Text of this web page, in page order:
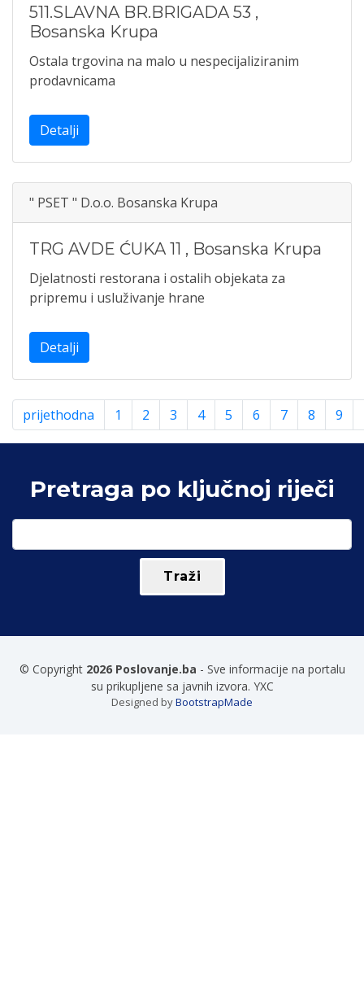
511.SLAVNA BR.BRIGADA 53 ,
Bosanska Krupa
Ostala trgovina na malo u nespecijaliziranim
prodavnicama
Detalji
" PSET " D.o.o. Bosanska Krupa
TRG AVDE ĆUKA 11 , Bosanska Krupa
Djelatnosti restorana i ostalih objekata za
pripremu i usluživanje hrane
Detalji
prijethodna 1 2 3 4 5 6 7 8 9
Pretraga po ključnoj riječi
© Copyright 2026 Poslovanje.ba - Sve informacije na portalu
su prikupljene sa javnih izvora. YXC
Designed byBootstrapMade